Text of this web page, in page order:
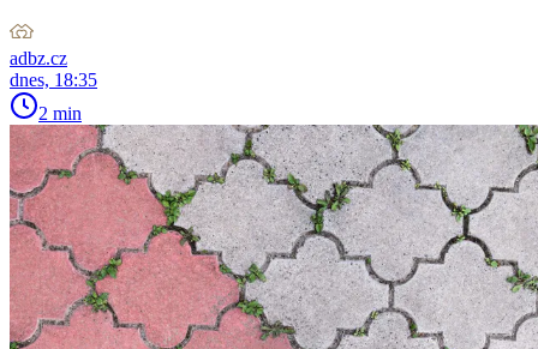
adbz.cz
dnes, 18:35
2 min